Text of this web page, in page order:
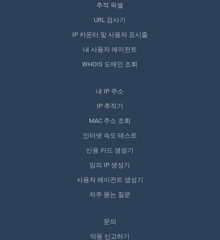
추적 픽셀
URL 검사기
IP 카운터 및 사용자 표시줄
내 사용자 에이전트
WHOIS 도메인 조회
내 IP 주소
IP 추적기
MAC 주소 조회
인터넷 속도 테스트
신용 카드 생성기
임의 IP 생성기
사용자 에이전트 생성기
자주 묻는 질문
문의
악용 신고하기